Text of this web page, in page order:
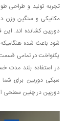
تجربه تولید و طراحی
مکانیکی و سنگین وزن
دوربین کشانده اند. این
شود باعث شده
یکنواخت در تمامی
در استفاده بلند مدت
سبکی دوربین برای شما
دوربین در چنین سطحی